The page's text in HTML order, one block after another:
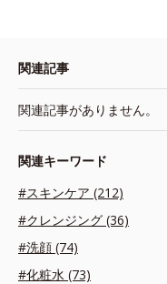
関連記事
関連記事がありません。
関連キーワード
#スキンケア (212)
#クレンジング (36)
#洗顔 (74)
#化粧水 (73)